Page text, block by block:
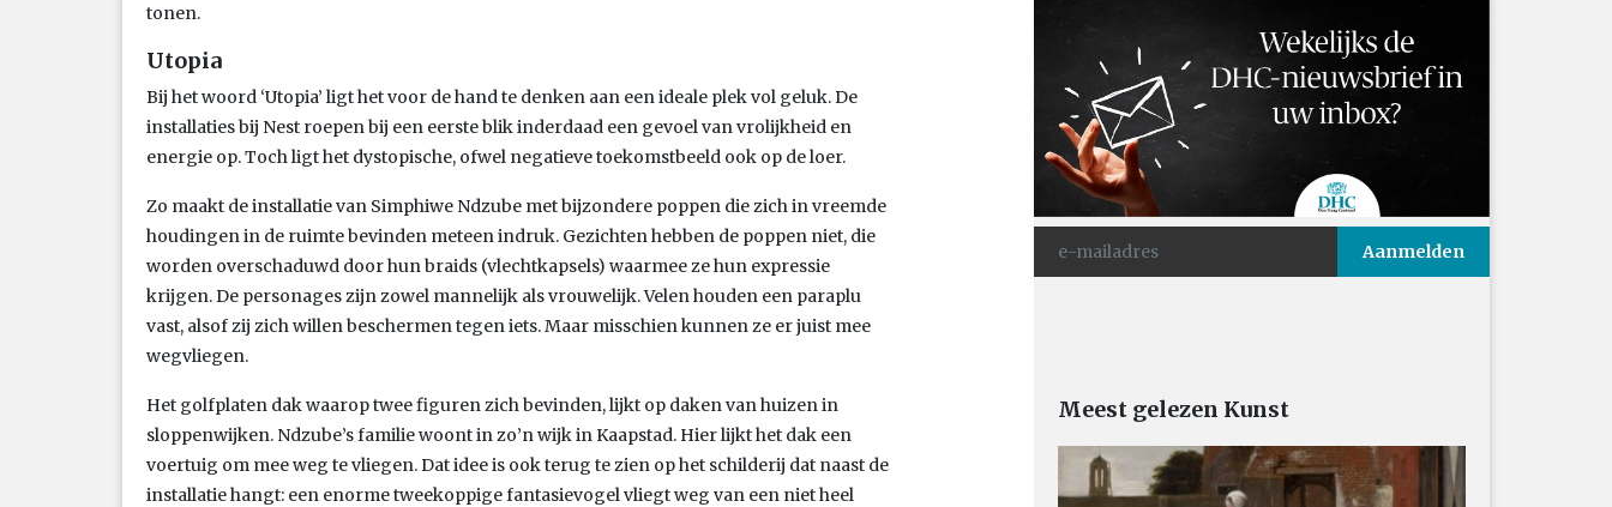
tonen.
Utopia
Bij het woord ‘Utopia’ ligt het voor de hand te denken aan een ideale plek vol geluk. De
installaties bij Nest roepen bij een eerste blik inderdaad een gevoel van vrolijkheid en
energie op. Toch ligt het dystopische, ofwel negatieve toekomstbeeld ook op de loer.
Zo maakt de installatie van Simphiwe Ndzube met bijzondere poppen die zich in vreemde
houdingen in de ruimte bevinden meteen indruk. Gezichten hebben de poppen niet, die
worden overschaduwd door hun braids (vlechtkapsels) waarmee ze hun expressie
krijgen. De personages zijn zowel mannelijk als vrouwelijk. Velen houden een paraplu
vast, alsof zij zich willen beschermen tegen iets. Maar misschien kunnen ze er juist mee
wegvliegen.
Het golfplaten dak waarop twee figuren zich bevinden, lijkt op daken van huizen in
sloppenwijken. Ndzube’s familie woont in zo’n wijk in Kaapstad. Hier lijkt het dak een
voertuig om mee weg te vliegen. Dat idee is ook terug te zien op het schilderij dat naast de
installatie hangt: een enorme tweekoppige fantasievogel vliegt weg van een niet heel
Meest gelezen Kunst